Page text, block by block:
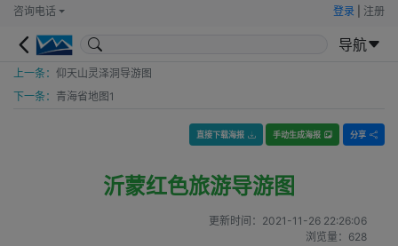
咨询电话 登录 注册
导航
上一条： 仰天山灵泽洞导游图
下一条： 青海省地图1
直接下载海报 手动生成海报 分享
沂蒙红色旅游导游图
更新时间： 2021-11-26 22:26:06
浏览量： 628